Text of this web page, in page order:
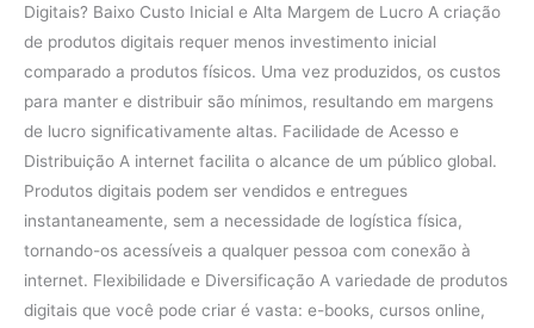
Digitais? Baixo Custo Inicial e Alta Margem de Lucro A criação
de produtos digitais requer menos investimento inicial
comparado a produtos físicos. Uma vez produzidos, os custos
para manter e distribuir são mínimos, resultando em margens
de lucro significativamente altas. Facilidade de Acesso e
Distribuição A internet facilita o alcance de um público global.
Produtos digitais podem ser vendidos e entregues
instantaneamente, sem a necessidade de logística física,
tornando-os acessíveis a qualquer pessoa com conexão à
internet. Flexibilidade e Diversificação A variedade de produtos
digitais que você pode criar é vasta: e-books, cursos online,